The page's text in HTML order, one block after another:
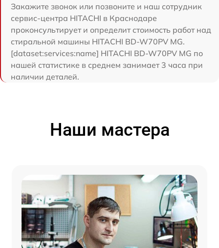
Закажите звонок или позвоните и наш сотрудник
сервис-центра HITACHI в Краснодаре
проконсультирует и определит стоимость работ над
стиральной машины HITACHI BD-W70PV MG.
[dataset:services:name] HITACHI BD-W70PV MG по
нашей статистике в среднем занимает 3 часа при
наличии деталей.
Наши мастера